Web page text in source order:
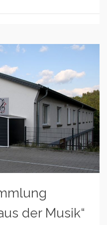
der Musik“